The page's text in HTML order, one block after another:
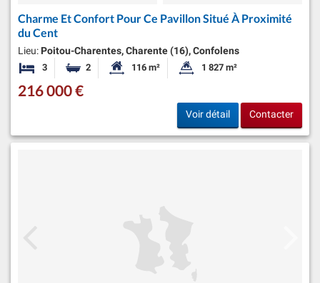
Charme Et Confort Pour Ce Pavillon Situé À Proximité
du Cent
Lieu: Poitou-Charentes, Charente (16), Confolens
3 Chambres
2 Salles de bainsSurface habitable:
116 m² Superficie du terrain:
1 827 m²
216 000 €
Voir détail Contacter